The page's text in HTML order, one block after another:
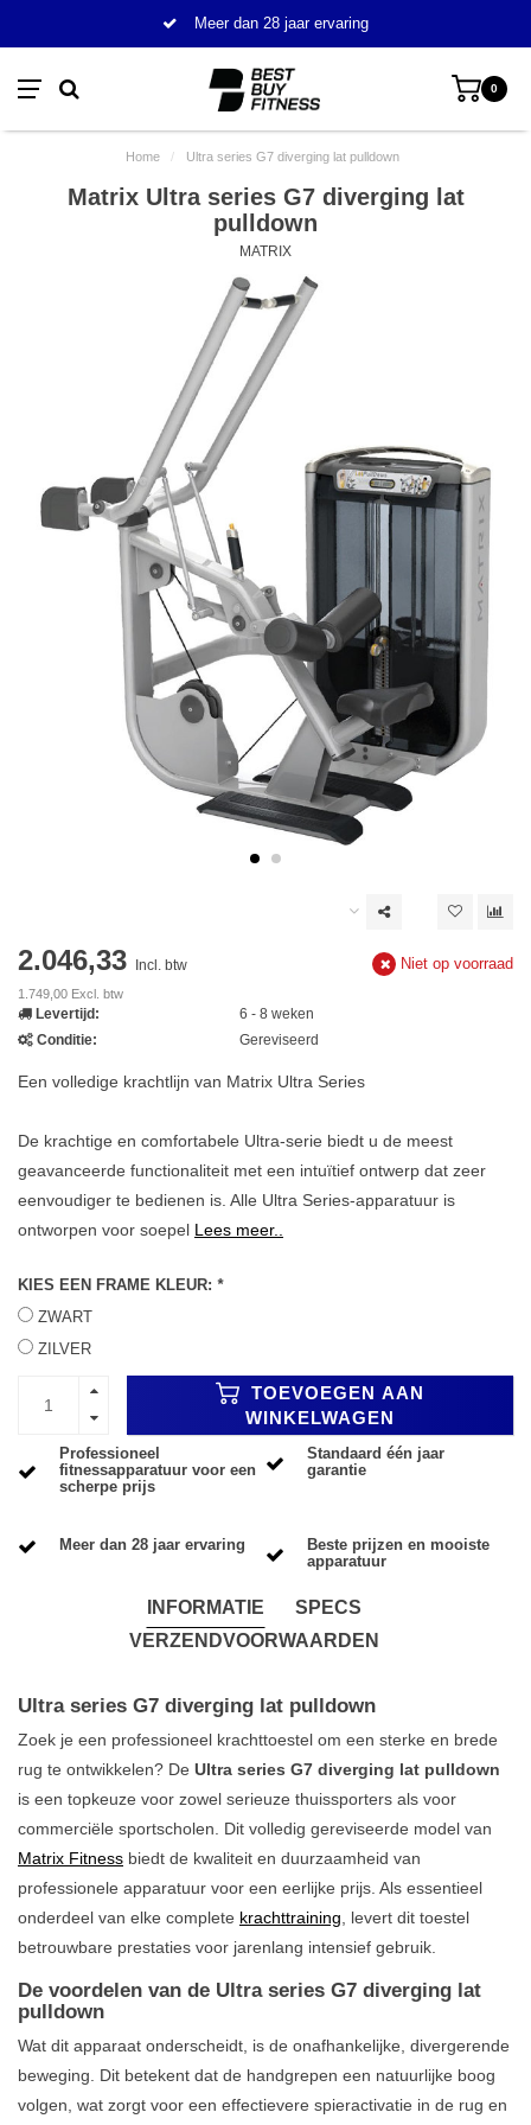
Meer dan 28 jaar ervaring
0
Home / Ultra series G7 diverging lat pulldown
Matrix Ultra series G7 diverging lat
pulldown
MATRIX
2.046,33 Incl. btw
1.749,00 Excl. btw
Niet op voorraad
Levertijd:
6 - 8 weken
Conditie:
Gereviseerd
Een volledige krachtlijn van Matrix Ultra Series
De krachtige en comfortabele Ultra-serie biedt u de meest
geavanceerde functionaliteit met een intuïtief ontwerp dat zeer
eenvoudiger te bedienen is. Alle Ultra Series-apparatuur is
ontworpen voor soepel Lees meer..
KIES EEN FRAME KLEUR: *
ZWART
ZILVER
TOEVOEGEN AAN
WINKELWAGEN
Professioneel
fitnessapparatuur voor een
scherpe prijs
Standaard één jaar
garantie
Meer dan 28 jaar ervaring
Beste prijzen en mooiste
apparatuur
INFORMATIE
SPECS
VERZENDVOORWAARDEN
Ultra series G7 diverging lat pulldown
Zoek je een professioneel krachttoestel om een sterke en brede
rug te ontwikkelen? De Ultra series G7 diverging lat pulldown
is een topkeuze voor zowel serieuze thuissporters als voor
commerciële sportscholen. Dit volledig gereviseerde model van
Matrix Fitness biedt de kwaliteit en duurzaamheid van
professionele apparatuur voor een eerlijke prijs. Als essentieel
onderdeel van elke complete krachttraining , levert dit toestel
betrouwbare prestaties voor jarenlang intensief gebruik.
De voordelen van de Ultra series G7 diverging lat
pulldown
Wat dit apparaat onderscheidt, is de onafhankelijke, divergerende
beweging. Dit betekent dat de handgrepen een natuurlijke boog
volgen, wat zorgt voor een effectievere spieractivatie in de rug en